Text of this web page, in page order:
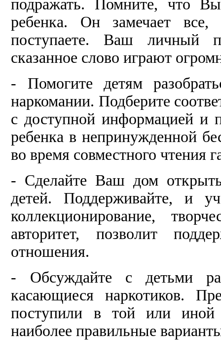
подражать. Помните, что
ребенка. Он замечает
поступаете. Ваш личный
сказанное слово играют
- Помогите детям
наркомании. Подберите
с доступной информацией и
ребенка в непринужденной
во время совместного чтения
- Сделайте Ваш дом
детей. Поддерживайте, и
коллекционирование,
авторитет, позволит
отношения.
- Обсуждайте с детьми
касающиеся наркотиков.
поступили в той или иной
наиболее правильные